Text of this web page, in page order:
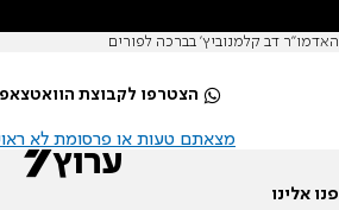
האדמו''ר דב קלמנוביץ' בברכה לפורים
הצטרפו לקבוצת הוואטצאפ
מצאתם טעות או פרסומת לא
פנו אלינו